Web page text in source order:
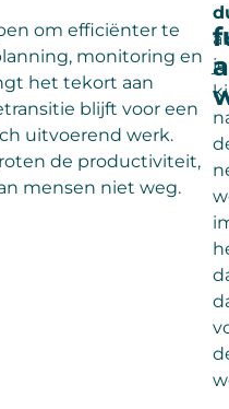
om efficiënter te
monitoring en
het tekort aan
blijft voor een
uitvoerend werk.
de productiviteit,
mensen niet weg.
je